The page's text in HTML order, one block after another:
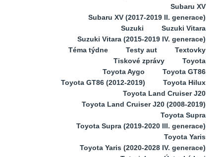
Subaru XV
Subaru XV (2017-2019 II. generace)
Suzuki
Suzuki Vitara
Suzuki Vitara (2015-2019 IV. generace)
Téma týdne
Testy aut
Textovky
Tiskové zprávy
Toyota
Toyota Aygo
Toyota GT86
Toyota GT86 (2012-2019)
Toyota Hilux
Toyota Land Cruiser J20
Toyota Land Cruiser J20 (2008-2019)
Toyota Supra
Toyota Supra (2019-2020 III. generace)
Toyota Yaris
Toyota Yaris (2020-2028 IV. generace)